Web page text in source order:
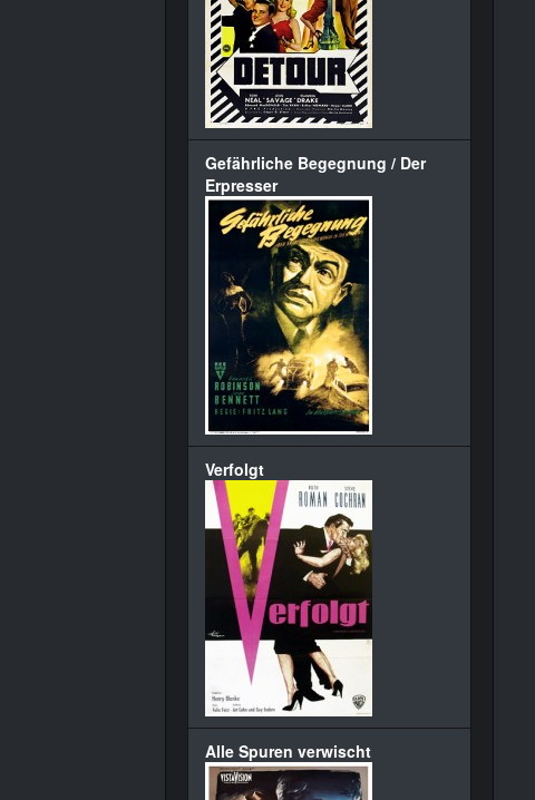
Gefährliche Begegnung / Der
Erpresser
Verfolgt
Alle Spuren verwischt